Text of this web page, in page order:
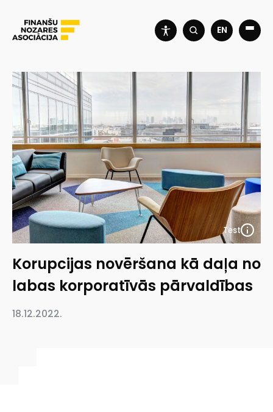
EN
Korupcijas novēršana kā daļa no
labas korporatīvās pārvaldības
18.12.2022.
Test